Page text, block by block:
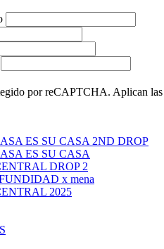
por reCAPTCHA. Aplican las
ES SU CASA 2ND DROP
ES SU CASA
DROP 2
x mena
2025